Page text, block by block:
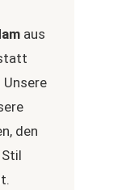
aus
Unsere
den